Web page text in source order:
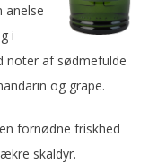
i
noter af sødmefulde
og grape.
fornødne friskhed
skaldyr.